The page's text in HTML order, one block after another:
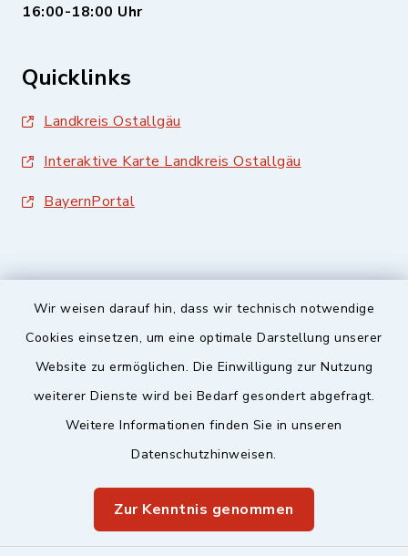
Wir weisen darauf hin, dass wir technisch notwendige
Cookies einsetzen, um eine optimale Darstellung unserer
Website zu ermöglichen. Die Einwilligung zur Nutzung
weiterer Dienste wird bei Bedarf gesondert abgefragt.
Weitere Informationen finden Sie in unseren
Datenschutzhinweisen.
Zur Kenntnis genommen
16:00-18:00 Uhr
Quicklinks
Landkreis Ostallgäu
Interaktive Karte Landkreis Ostallgäu
BayernPortal
Sicherer Kontakt
Datenschutz